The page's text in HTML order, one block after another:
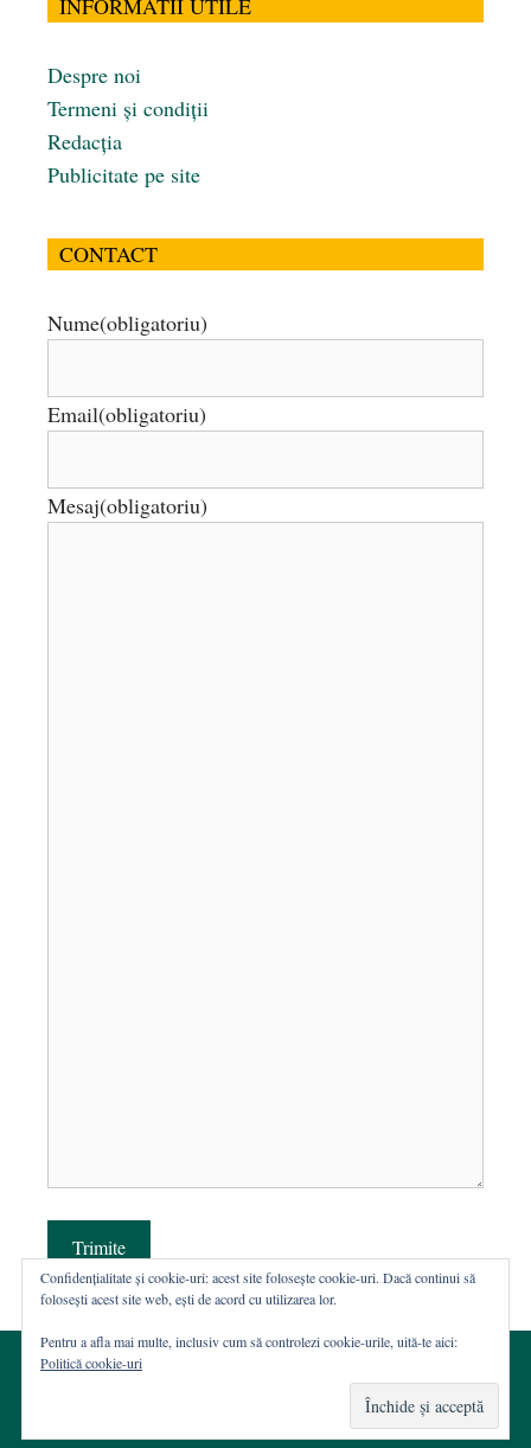
INFORMATII UTILE
Despre noi
Termeni și condiții
Redacția
Publicitate pe site
CONTACT
Nume(obligatoriu)
Email(obligatoriu)
Mesaj(obligatoriu)
Trimite
Web hosting şi dezvoltare Wordpress:Casa de WEB
Confidențialitate și cookie-uri: acest site folosește cookie-uri. Dacă continui să
folosești acest site web, ești de acord cu utilizarea lor.
Pentru a afla mai multe, inclusiv cum să controlezi cookie-urile, uită-te aici:
Politică cookie-uri